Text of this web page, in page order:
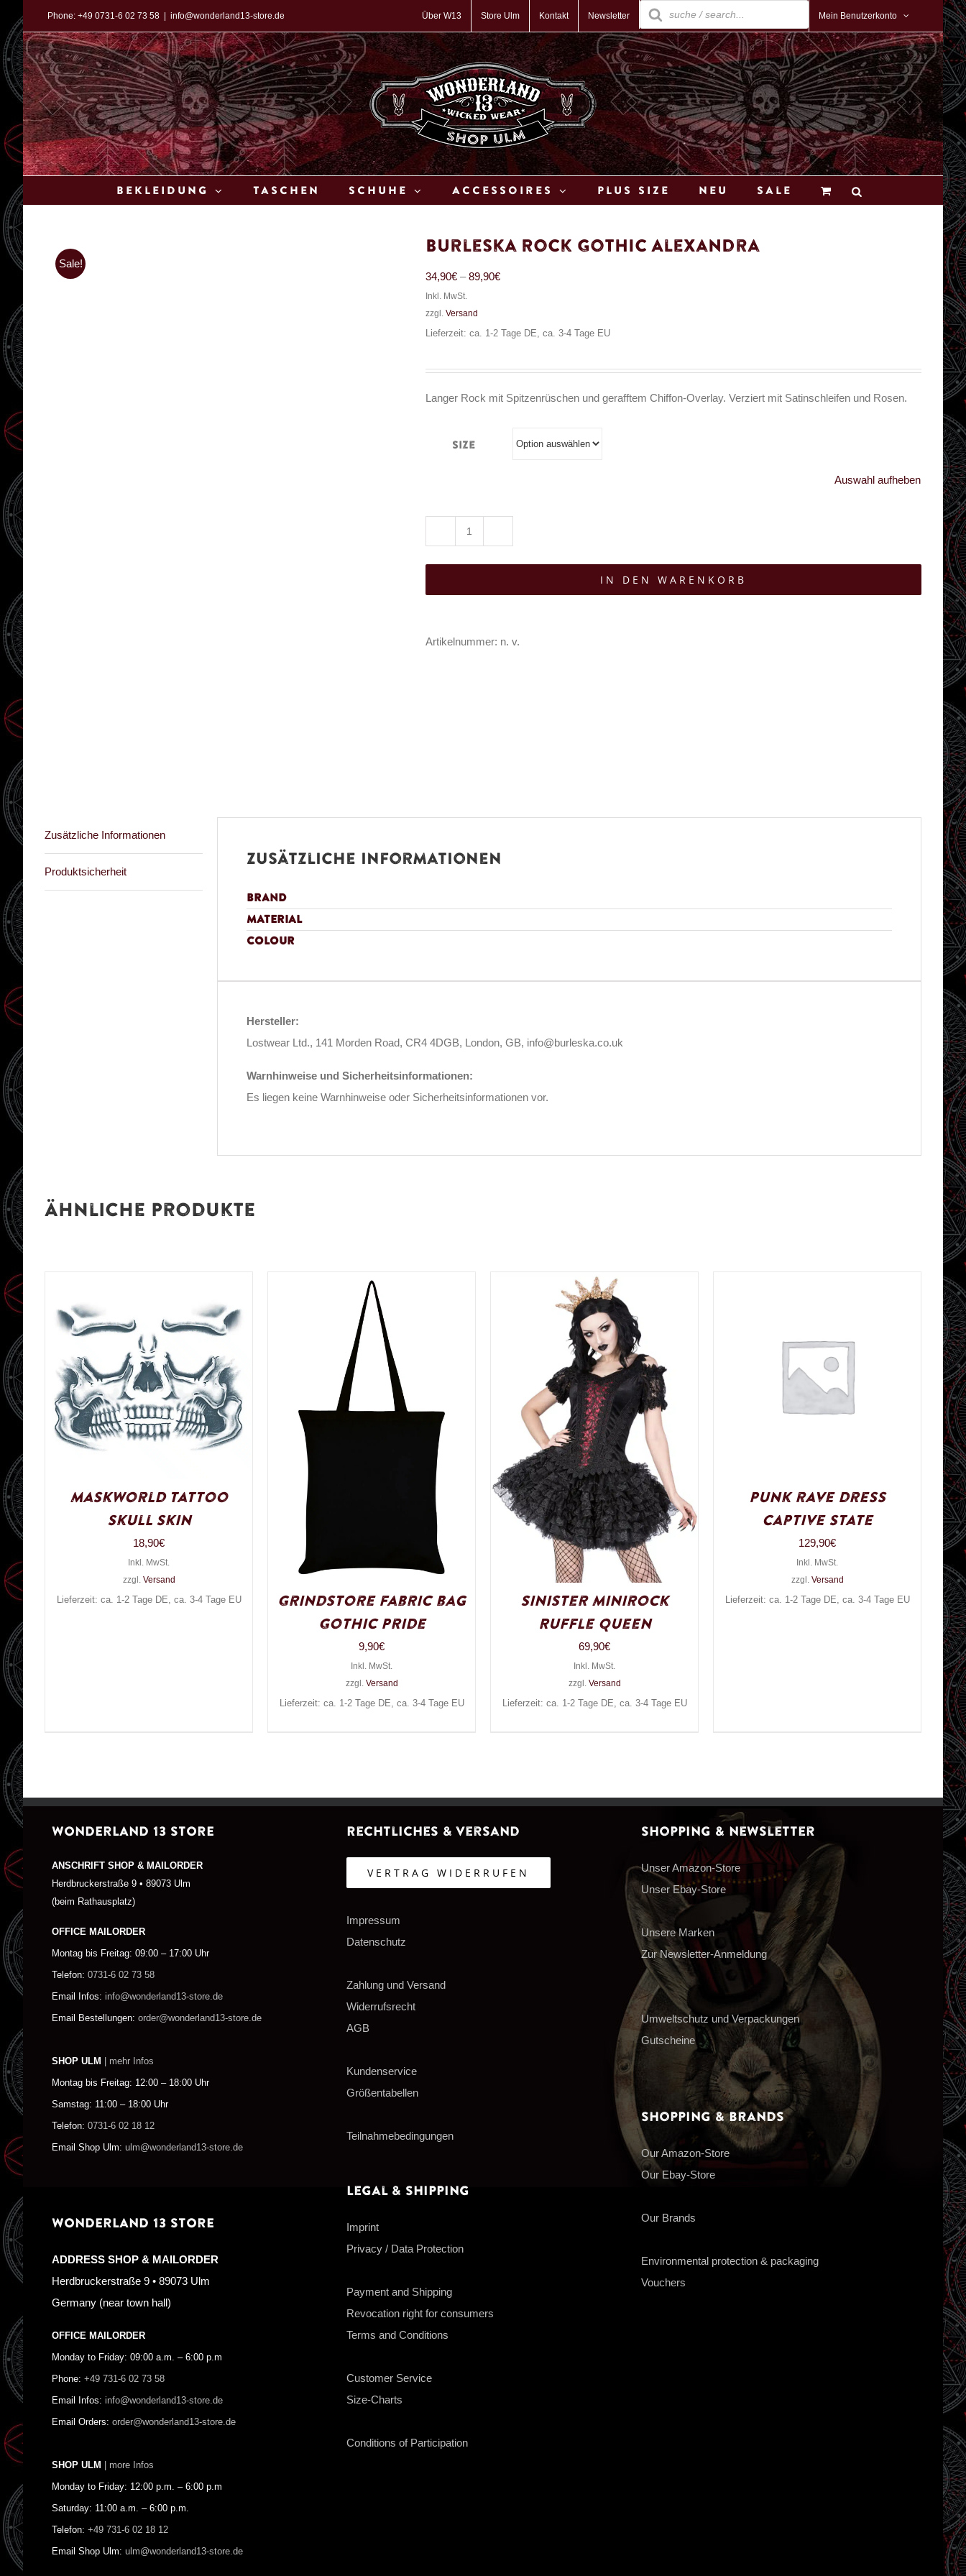
Inhalt
springen
Phone: +49 0731-6 02 73 58 info@wonderland13-store.de Über W13 Store Ulm Kontakt Newsletter
Products
search
Mein Benutzerkonto
Bekleidung Taschen Schuhe Accessoires Plus Size Neu Sale
Sale!
Burleska Rock Gothic Alexandra
34,90€ –89,90€Preisspanne:
89,90€
Inkl. MwSt.
zzgl. Versand
Lieferzeit: ca. 1-2 Tage DE, ca. 3-4 Tage EU
Langer Rock mit Spitzenrüschen und gerafftem Chiffon-Overlay. Verziert mit Satinschleifen und Rosen.
Size
Auswahl aufheben
Rock
IN DEN WARENKORB
Artikelnummer: n. v.
Zusätzliche Informationen
Produktsicherheit
Zusätzliche Informationen
Brand
Material
Colour
Hersteller:
Lostwear Ltd., 141 Morden Road, CR4 4DGB, London, GB, info@burleska.co.uk
Warnhinweise und Sicherheitsinformationen:
Es liegen keine Warnhinweise oder Sicherheitsinformationen vor.
Ähnliche Produkte
Maskworld Tattoo
Skull Skin
18,90€
Inkl. MwSt.
zzgl. Versand
Lieferzeit: ca. 1-2 Tage DE, ca. 3-4 Tage EU
Grindstore fabric bag
Gothic Pride
9,90€
Inkl. MwSt.
zzgl. Versand
Lieferzeit: ca. 1-2 Tage DE, ca. 3-4 Tage EU
Sinister Minirock
Ruffle Queen
69,90€
Inkl. MwSt.
zzgl. Versand
Lieferzeit: ca. 1-2 Tage DE, ca. 3-4 Tage EU
Punk rave dress
Captive State
129,90€
Inkl. MwSt.
zzgl. Versand
Lieferzeit: ca. 1-2 Tage DE, ca. 3-4 Tage EU
WONDERLAND 13 STORE
ANSCHRIFT SHOP & MAILORDER
Herdbruckerstraße 9 • 89073 Ulm
(beim Rathausplatz)
OFFICE MAILORDER
Montag bis Freitag: 09:00 – 17:00 Uhr
Telefon: 0731-6 02 73 58
Email Infos: info@wonderland13-store.de
Email Bestellungen: order@wonderland13-store.de
SHOP ULM | mehr Infos
Montag bis Freitag: 12:00 – 18:00 Uhr
Samstag: 11:00 – 18:00 Uhr
Telefon: 0731-6 02 18 12
Email Shop Ulm: ulm@wonderland13-store.de
WONDERLAND 13 STORE
ADDRESS SHOP & MAILORDER
Herdbruckerstraße 9 • 89073 Ulm
Germany (near town hall)
OFFICE MAILORDER
Monday to Friday: 09:00 a.m. – 6:00 p.m
Phone: +49 731-6 02 73 58
Email Infos: info@wonderland13-store.de
Email Orders: order@wonderland13-store.de
SHOP ULM | more Infos
Monday to Friday: 12:00 p.m. – 6:00 p.m
Saturday: 11:00 a.m. – 6:00 p.m.
Telefon: +49 731-6 02 18 12
Email Shop Ulm: ulm@wonderland13-store.de
Rechtliches & Versand
VERTRAG WIDERRUFEN
Impressum
Datenschutz
Zahlung und Versand
Widerrufsrecht
AGB
Kundenservice
Größentabellen
Teilnahmebedingungen
Legal & Shipping
Imprint
Privacy / Data Protection
Payment and Shipping
Revocation right for consumers
Terms and Conditions
Customer Service
Size-Charts
Conditions of Participation
Shopping & Newsletter
Unser Amazon-Store
Unser Ebay-Store
Unsere Marken
Zur Newsletter-Anmeldung
Umweltschutz und Verpackungen
Gutscheine
Shopping & Brands
Our Amazon-Store
Our Ebay-Store
Our Brands
Environmental protection & packaging
Vouchers